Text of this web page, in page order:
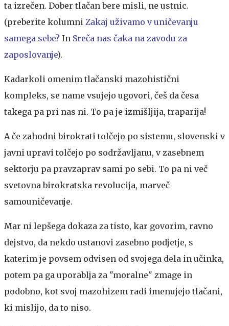
ta izrečen. Dober tlačan bere misli, ne ustnic.
(preberite kolumni Zakaj uživamo v uničevanju
samega sebe? In Sreča nas čaka na zavodu za
zaposlovanje).
Kadarkoli omenim tlačanski mazohistični
kompleks, se name vsujejo ugovori, češ da česa
takega pa pri nas ni. To pa je izmišljija, traparija!
A če zahodni birokrati tolčejo po sistemu, slovenski v
javni upravi tolčejo po sodržavljanu, v zasebnem
sektorju pa pravzaprav sami po sebi. To pa ni več
svetovna birokratska revolucija, marveč
samouničevanje.
Mar ni lepšega dokaza za tisto, kar govorim, ravno
dejstvo, da nekdo ustanovi zasebno podjetje, s
katerim je povsem odvisen od svojega dela in učinka,
potem pa ga uporablja za "moralne" zmage in
podobno, kot svoj mazohizem radi imenujejo tlačani,
ki mislijo, da to niso.